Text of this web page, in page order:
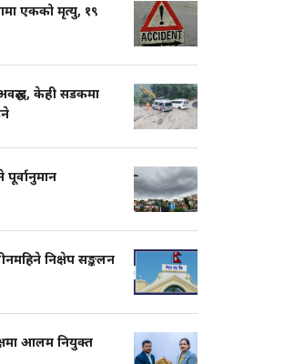
एकको मृत्यु, १९
केही सडकमा
पूर्वानुमान
निक्षेप सङ्कलन
आलम नियुक्त